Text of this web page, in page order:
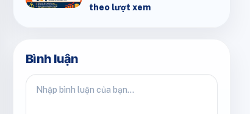
theo lượt xem
Bình luận